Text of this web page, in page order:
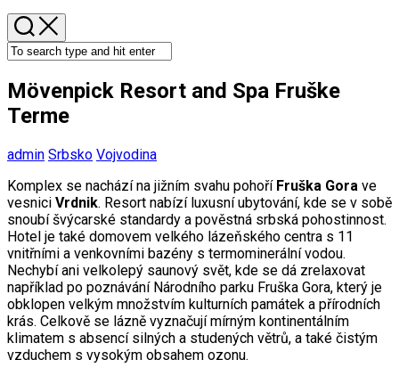
Mövenpick Resort and Spa Fruške
Terme
admin Srbsko Vojvodina
Komplex se nachází na jižním svahu pohoří Fruška Gora ve
vesnici Vrdnik. Resort nabízí luxusní ubytování, kde se v sobě
snoubí švýcarské standardy a pověstná srbská pohostinnost.
Hotel je také domovem velkého lázeňského centra s 11
vnitřními a venkovními bazény s termominerální vodou.
Nechybí ani velkolepý saunový svět, kde se dá zrelaxovat
například po poznávání Národního parku Fruška Gora, který je
obklopen velkým množstvím kulturních památek a přírodních
krás. Celkově se lázně vyznačují mírným kontinentálním
klimatem s absencí silných a studených větrů, a také čistým
vzduchem s vysokým obsahem ozonu.